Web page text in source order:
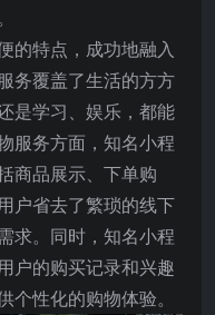
的特点，成功地融入
务覆盖了生活的方方
是学习、娱乐，都能
服务方面，知名小程
商品展示、下单购
户省去了繁琐的线下
求。同时，知名小程
户的购买记录和兴趣
性化的购物体验。